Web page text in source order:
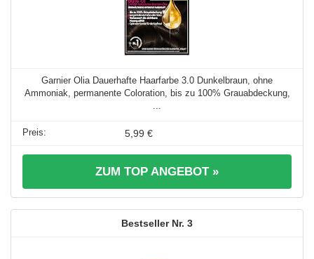
Garnier Olia Dauerhafte Haarfarbe 3.0 Dunkelbraun, ohne
Ammoniak, permanente Coloration, bis zu 100% Grauabdeckung,
5,99 €
ZUM TOP ANGEBOT »
3